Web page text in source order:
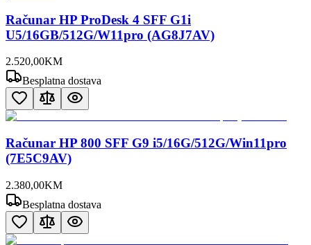
Računar HP ProDesk 4 SFF G1i
U5/16GB/512G/W11pro (AG8J7AV)
2.520,00KM
Besplatna dostava
Računar HP 800 SFF G9 i5/16G/512G/Win11pro
(7E5C9AV)
2.380,00KM
Besplatna dostava